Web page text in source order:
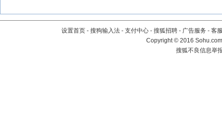
设置首页 - 搜狗输入法 - 支付中心 - 搜狐招聘 - 广告服务 - 客
Copyright©2016
搜狐不良信息举